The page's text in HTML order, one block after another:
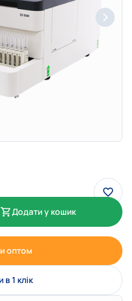
Додати у кошик
оптом
в 1 клік